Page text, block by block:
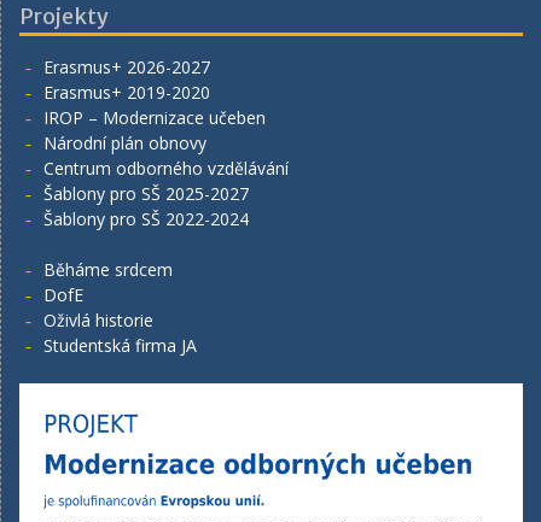
Projekty
Erasmus+ 2026-2027
Erasmus+ 2019-2020
IROP – Modernizace učeben
Národní plán obnovy
Centrum odborného vzdělávání
Šablony pro SŠ 2025-2027
Šablony pro SŠ 2022-2024
Běháme srdcem
DofE
Oživlá historie
Studentská firma JA